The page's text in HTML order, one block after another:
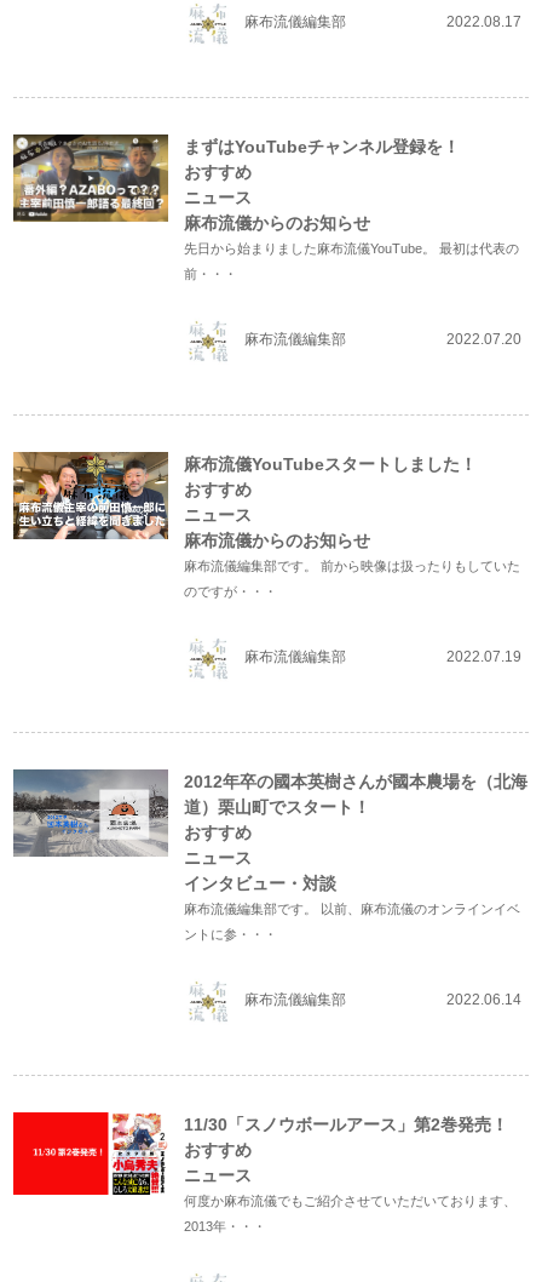
麻布流儀編集部 2022.08.17
まずはYouTubeチャンネル登録を！
おすすめ
ニュース
麻布流儀からのお知らせ
先日から始まりました麻布流儀YouTube。 最初は代表の
前・・・
麻布流儀編集部 2022.07.20
麻布流儀YouTubeスタートしました！
おすすめ
ニュース
麻布流儀からのお知らせ
麻布流儀編集部です。 前から映像は扱ったりもしていた
のですが・・・
麻布流儀編集部 2022.07.19
2012年卒の國本英樹さんが國本農場を（北海
道）栗山町でスタート！
おすすめ
ニュース
インタビュー・対談
麻布流儀編集部です。 以前、麻布流儀のオンラインイベ
ントに参・・・
麻布流儀編集部 2022.06.14
11/30「スノウボールアース」第2巻発売！
おすすめ
ニュース
何度か麻布流儀でもご紹介させていただいております、
2013年・・・